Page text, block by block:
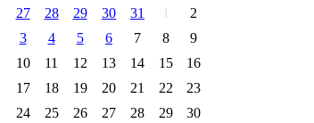
27
28 29 30 31 1
2
3
4 5 6 7 8
9
10
11 12 13 14 15
16
17
18 19 20 21 22
23
24
25 26 27 28 29
30